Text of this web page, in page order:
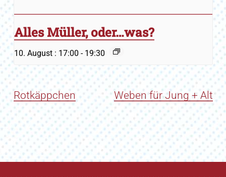
Alles Müller, oder…was?
10. August : 17:00 - 19:30
Rotkäppchen Weben für Jung + Alt